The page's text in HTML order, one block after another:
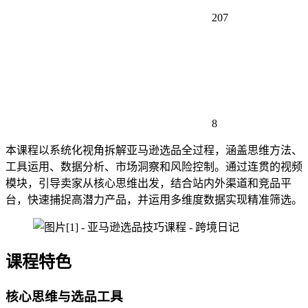
207
8
本课程以系统化视角拆解亚马逊选品全过程，涵盖思维方法、
工具运用、数据分析、市场洞察和风险控制。通过连贯的视频
模块，引导卖家从核心思维出发，结合站内外渠道和竞品平
台，快速捕捉高潜力产品，并运用多维度数据实现精准筛选。
课程特色
核心思维与选品工具